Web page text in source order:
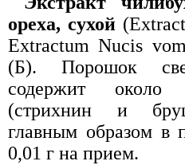
ореха, сухой
Extractum Nucis
(Б). Порошок
содержит около
(стрихнин и
главным образом
0,01 г на прием.